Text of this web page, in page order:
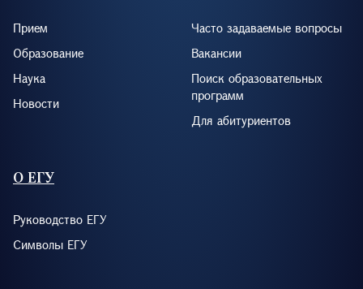
Прием
Образование
Наука
Новости
Часто задаваемые вопросы
Вакансии
Поиск образовательных
программ
Для абитуриентов
О ЕГУ
Руководство ЕГУ
Символы ЕГУ